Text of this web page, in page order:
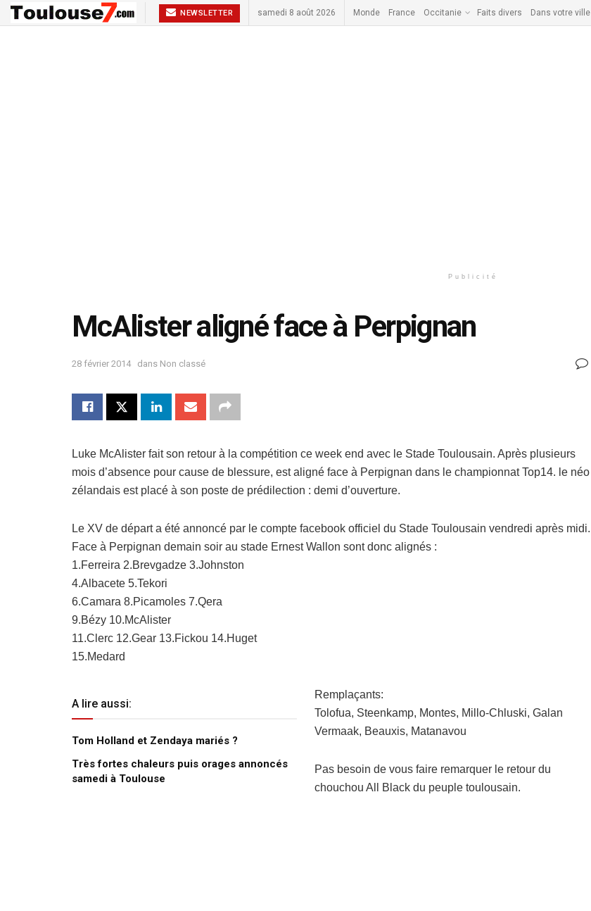
NEWSLETTER samedi 8 août 2026 Monde France Occitanie Faits divers Dans votre ville
Publicité
McAlister aligné face à Perpignan
28 février 2014 dans Non classé
Luke McAlister fait son retour à la compétition ce week end avec le Stade Toulousain. Après plusieurs
mois d’absence pour cause de blessure, est aligné face à Perpignan dans le championnat Top14. le néo
zélandais est placé à son poste de prédilection : demi d’ouverture.
Le XV de départ a été annoncé par le compte facebook officiel du Stade Toulousain vendredi après midi.
Face à Perpignan demain soir au stade Ernest Wallon sont donc alignés :
1.Ferreira 2.Brevgadze 3.Johnston
4.Albacete 5.Tekori
6.Camara 8.Picamoles 7.Qera
9.Bézy 10.McAlister
11.Clerc 12.Gear 13.Fickou 14.Huget
15.Medard
A lire aussi:
Tom Holland et Zendaya mariés ?
Très fortes chaleurs puis orages annoncés
samedi à Toulouse
Remplaçants:
Tolofua, Steenkamp, Montes, Millo-Chluski, Galan
Vermaak, Beauxis, Matanavou
Pas besoin de vous faire remarquer le retour du
chouchou All Black du peuple toulousain.